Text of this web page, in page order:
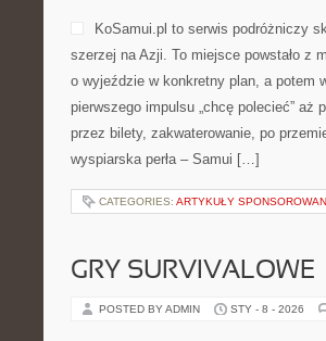
KoSamui.pl to serwis podróżniczy
szerzej na Azji. To miejsce powstało z
o wyjeździe w konkretny plan, a potem
pierwszego impulsu „chcę polecieć”
przez bilety, zakwaterowanie, po
wyspiarska perła – Samui […]
CATEGORIES: ARTYKUŁY
GRY SURVIVALOWE
POSTED BY ADMIN STY - 8 - 2026